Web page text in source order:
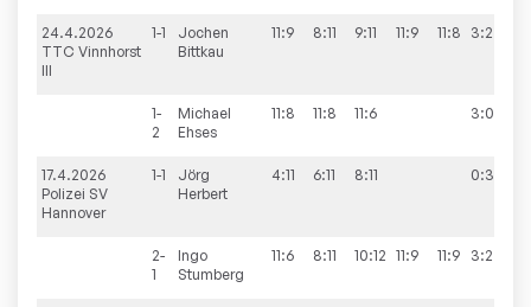
24.4.2026
TTC Vinnhorst
III
1-1
Jochen
Bittkau
11:9 8:11 9:11 11:9 11:8 3:2
1-
2
Michael
Ehses
11:8 11:8 11:6 3:0
17.4.2026
Polizei SV
Hannover
1-1
Jörg
Herbert
4:11 6:11 8:11 0:3
2-
1
Ingo
Stumberg
11:6 8:11 10:12 11:9 11:9 3:2